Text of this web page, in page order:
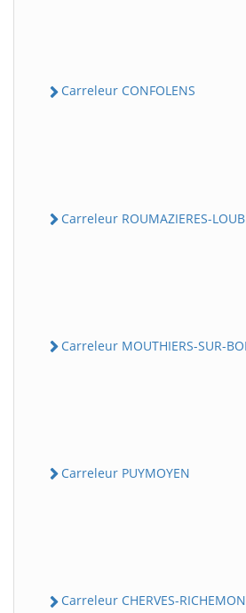
Carreleur CONFOLENS
Carreleur ROUMAZIERES-
Carreleur MOUTHIERS-SUR-
Carreleur PUYMOYEN
Carreleur CHERVES-